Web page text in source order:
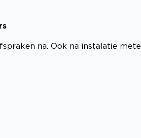
na. Ook na instalatie